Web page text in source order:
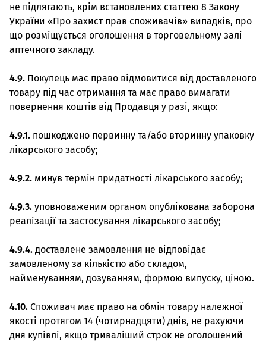
не підлягають, крім встановлених статтею 8 Закону
України «Про захист прав споживачів» випадків, про
що розміщується оголошення в торговельному залі
аптечного закладу.
4.9. Покупець має право відмовитися від доставленого
товару під час отримання та має право вимагати
повернення коштів від Продавця у разі, якщо:
4.9.1. пошкоджено первинну та/або вторинну упаковку
лікарського засобу;
4.9.2. минув термін придатності лікарського засобу;
4.9.3. уповноваженим органом опублікована заборона
реалізації та застосування лікарського засобу;
4.9.4. доставлене замовлення не відповідає
замовленому за кількістю або складом,
найменуванням, дозуванням, формою випуску, ціною.
4.10. Споживач має право на обмін товару належної
якості протягом 14 (чотирнадцяти) днів, не рахуючи
дня купівлі, якщо триваліший строк не оголошений